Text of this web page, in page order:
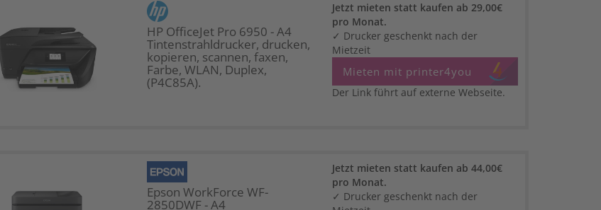
HP OfficeJet Pro 6950 - A4
Tintenstrahldrucker, drucken,
kopieren, scannen, faxen,
Farbe, WLAN, Duplex,
(P4C85A).
Jetzt mieten statt kaufen ab 29,00€
pro Monat.
✓ Drucker geschenkt nach der
Mietzeit
Mieten mit printer4you
Der Link führt auf externe Webseite.
Epson WorkForce WF-
2850DWF - A4
Jetzt mieten statt kaufen ab 44,00€
pro Monat.
✓ Drucker geschenkt nach der